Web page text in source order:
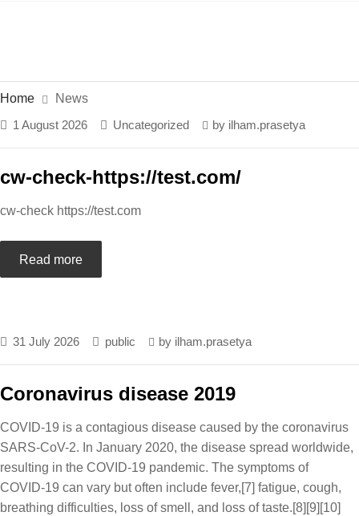
Home
News
1 August 2026
Uncategorized by ilham.prasetya
cw-check-https://test.com/
cw-check https://test.com
Read more
31 July 2026 public by ilham.prasetya
Coronavirus disease 2019
COVID-19 is a contagious disease caused by the coronavirus
SARS-CoV-2. In January 2020, the disease spread worldwide,
resulting in the COVID-19 pandemic. The symptoms of
COVID‑19 can vary but often include fever,[7] fatigue, cough,
breathing difficulties, loss of smell, and loss of taste.[8][9][10]